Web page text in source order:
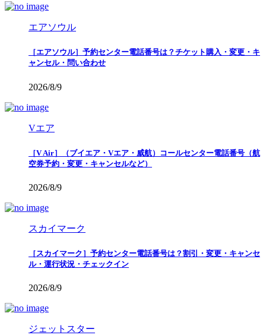
エアソウル
［エアソウル］予約センター電話番号は？チケット購入・変更・キ
ャンセル・問い合わせ
2026/8/9
Vエア
［V Air］（ブイエア・Vエア・威航）コールセンター電話番号（航
空券予約・変更・キャンセルなど）
2026/8/9
スカイマーク
［スカイマーク］予約センター電話番号は？割引・変更・キャンセ
ル・運行状況・チェックイン
2026/8/9
ジェットスター